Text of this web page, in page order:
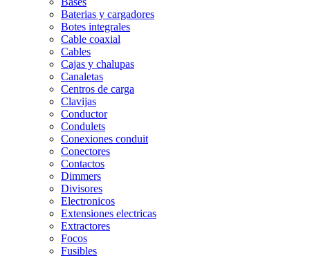
Baterias y cargadores
Botes integrales
Cable coaxial
Cables
Cajas y chalupas
Canaletas
Centros de carga
Clavijas
Conductor
Condulets
Conexiones conduit
Conectores
Contactos
Dimmers
Divisores
Electronicos
Extensiones electricas
Extractores
Focos
Fusibles